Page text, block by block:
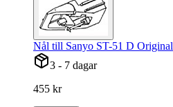
Nål till Sanyo ST-51 D Original
3 - 7 dagar
455 kr